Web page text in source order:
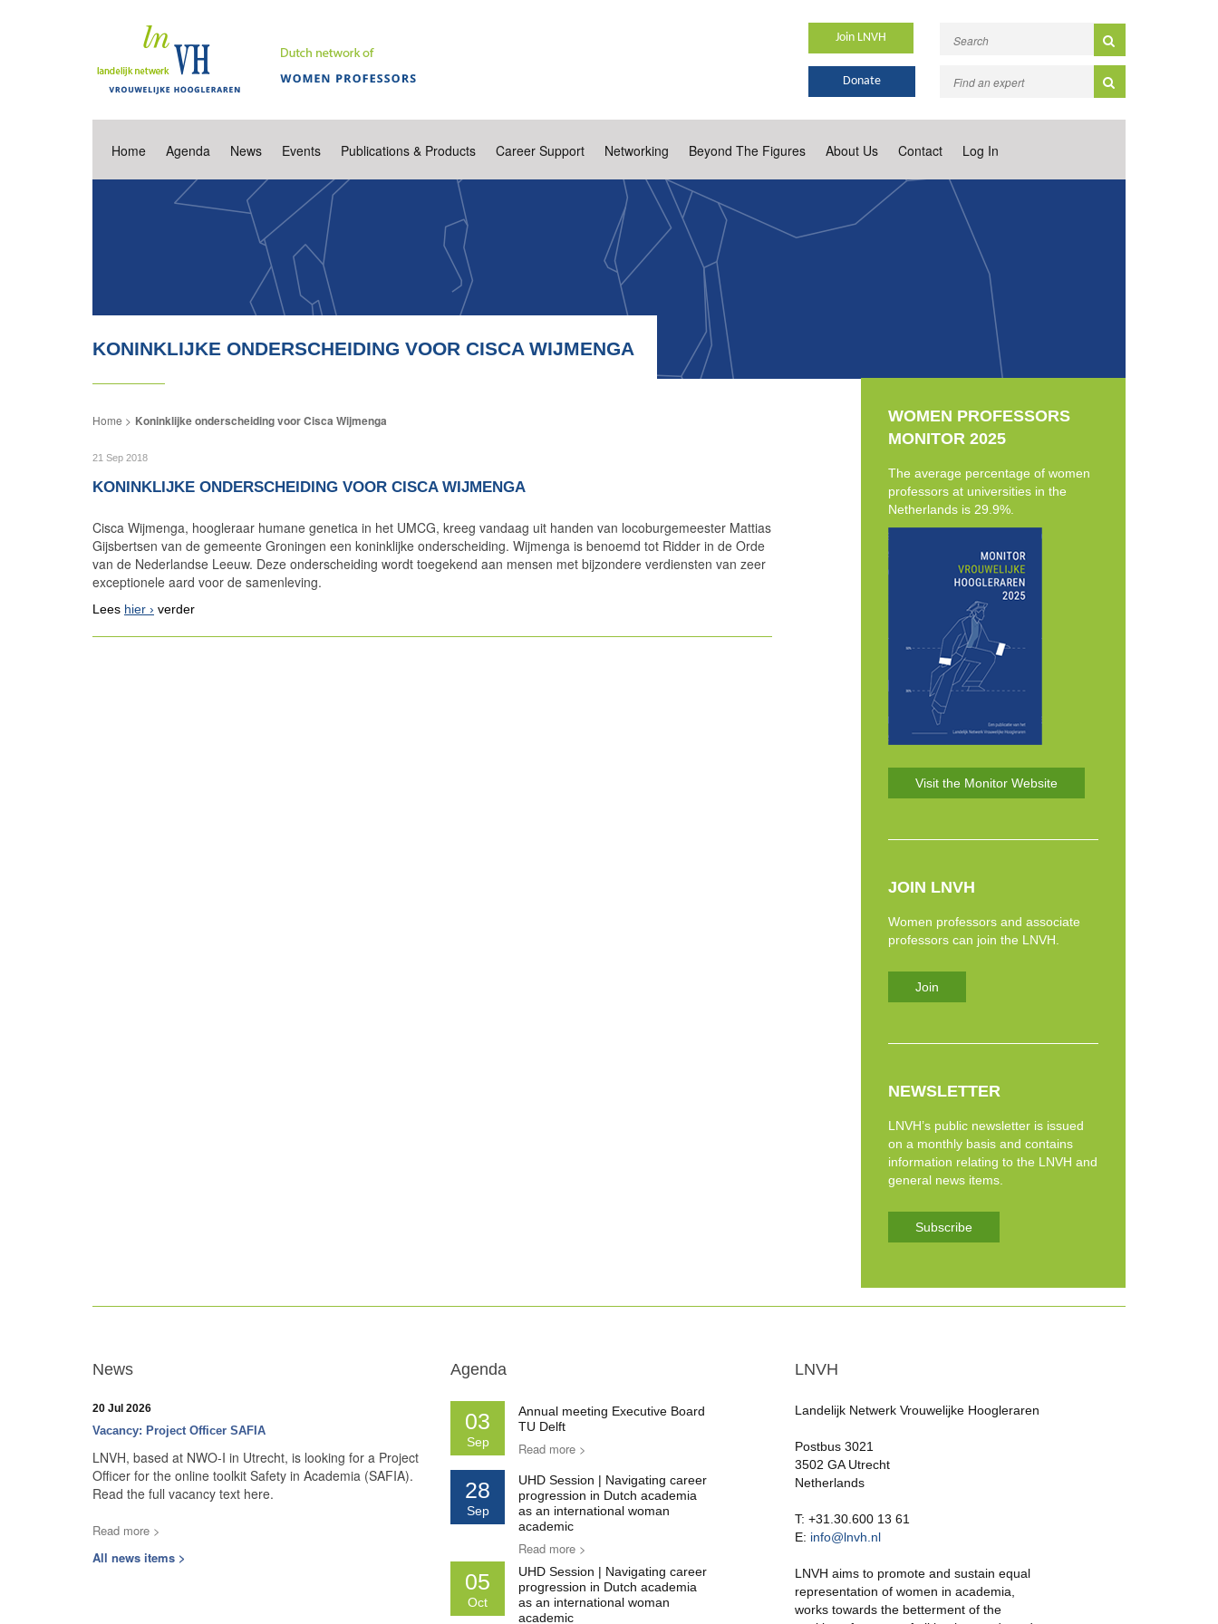
Join LNVH
Donate
Home Agenda News Events Publications & Products Career Support Networking Beyond The Figures About Us Contact Log In
KONINKLIJKE ONDERSCHEIDING VOOR CISCA WIJMENGA
Koninklijke onderscheiding voor Cisca Wijmenga
21 Sep 2018
KONINKLIJKE ONDERSCHEIDING VOOR CISCA WIJMENGA
Cisca Wijmenga, hoogleraar humane genetica in het UMCG, kreeg vandaag uit handen van locoburgemeester Mattias
Gijsbertsen van de gemeente Groningen een koninklijke onderscheiding. Wijmenga is benoemd tot Ridder in de Orde
van de Nederlandse Leeuw. Deze onderscheiding wordt toegekend aan mensen met bijzondere verdiensten van zeer
exceptionele aard voor de samenleving.​
Lees hier verder
WOMEN PROFESSORS
MONITOR 2025
The average percentage of women
professors at universities in the
Netherlands is 29.9%.
Visit the Monitor Website
JOIN LNVH
Women professors and associate
professors can join the LNVH.
Join
NEWSLETTER
LNVH’s public newsletter is issued
on a monthly basis and contains
information relating to the LNVH and
general news items.
Subscribe
News
20 Jul 2026
Vacancy: Project Officer SAFIA
LNVH, based at NWO-I in Utrecht, is looking for a Project
Officer for the online toolkit Safety in Academia (SAFIA).
Read the full vacancy text here.
Read more >
All news items >
Agenda
03
Sep
Annual meeting Executive Board
TU Delft
Read more >
28
Sep
UHD Session | Navigating career
progression in Dutch academia
as an international woman
academic
Read more >
05
Oct
UHD Session | Navigating career
progression in Dutch academia
as an international woman
academic
LNVH
Landelijk Netwerk Vrouwelijke Hoogleraren
Postbus 3021
3502 GA Utrecht
Netherlands
T: +31.30.600 13 61
E: info@lnvh.nl
LNVH aims to promote and sustain equal
representation of women in academia,
works towards the betterment of the